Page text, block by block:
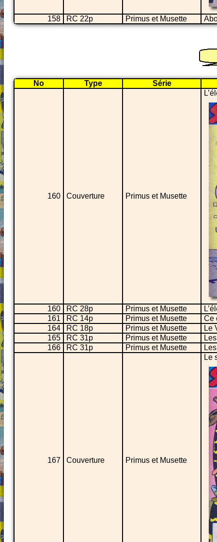
158 RC 22p Primus et Musette
No Type Série
160 Couverture Primus et Musette
160 RC 28p Primus et Musette
161
RC 14p Primus et Musette
Ce
164
RC 18p Primus et Musette
Le
165
RC 31p Primus et Musette
166
RC 31p Primus et Musette
167 Couverture Primus et Musette
Le